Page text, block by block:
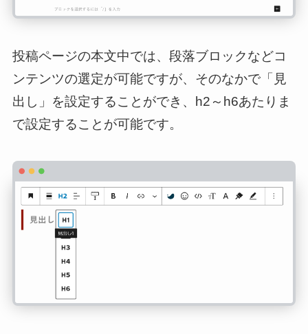
投稿ページの本文中では、段落ブロックなどコ
ンテンツの選定が可能ですが、そのなかで「見
出し」を設定することができ、h2～h6あたりま
で設定することが可能です。